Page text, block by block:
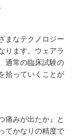
まなテクノロジー
ります。ウェアラ
通常の臨床試験の
拾っていくことが
痛みが出たか』と
てかなりの精度で